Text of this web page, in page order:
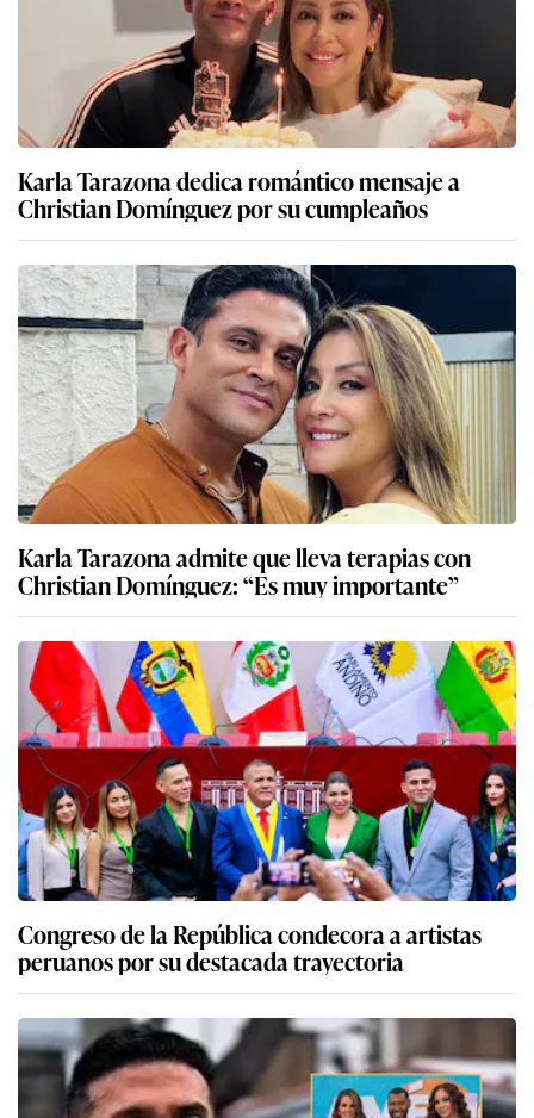
Karla Tarazona dedica romántico mensaje a
Christian Domínguez por su cumpleaños
Karla Tarazona admite que lleva terapias con
Christian Domínguez: “Es muy importante”
Congreso de la República condecora a artistas
peruanos por su destacada trayectoria